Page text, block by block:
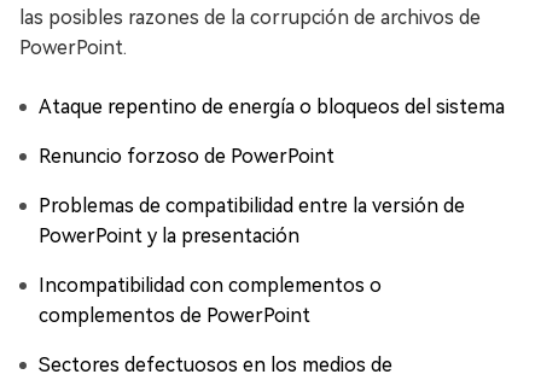
las posibles razones de la corrupción de archivos de
PowerPoint.
Ataque repentino de energía o bloqueos del sistema
Renuncio forzoso de PowerPoint
Problemas de compatibilidad entre la versión de
PowerPoint y la presentación
Incompatibilidad con complementos o
complementos de PowerPoint
Sectores defectuosos en los medios de